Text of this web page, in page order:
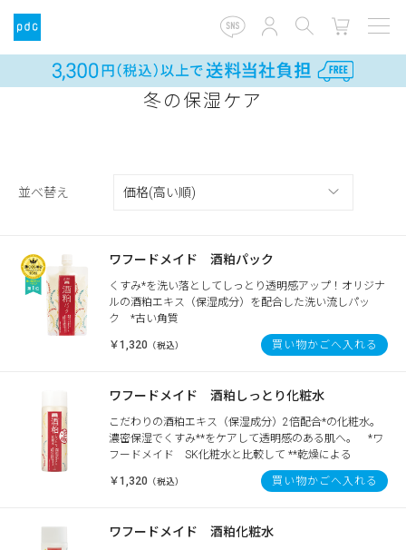
冬の保湿ケア
並べ替え
ワフードメイド 酒粕パック
くすみ*を洗い落としてしっとり透明感アップ！オリジナ
ルの酒粕エキス（保湿成分）を配合した洗い流しパッ
ク *古い角質
￥1,320 （税込） 買い物かごへ入れる
ワフードメイド 酒粕しっとり化粧水
こだわりの酒粕エキス（保湿成分）2倍配合*の化粧水。
濃密保湿でくすみ**をケアして透明感のある肌へ。 *ワ
フードメイド SK化粧水と比較して **乾燥による
￥1,320 （税込） 買い物かごへ入れる
ワフードメイド 酒粕化粧水